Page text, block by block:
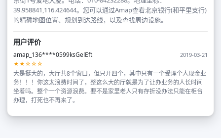
39.958841,116.424644。您可以通过Amap查看北京银行(和平里支行)
的精确地图位置、规划到达路线，以及查找周边设施。
用户评价
amap_136****0599ksGelEft
2019-03-21
★★☆☆☆
大是挺大的，大厅共8个窗口，但只开四个，其中只有一个受理个人现金业
务！！！你这太浪费时间了，整这么大的厅就是为了让办业务的人长时间
坐着吗。整个一个资源浪费。要不是家里老人只有存折没办法只能在柜台
办理，打死也不再来了。